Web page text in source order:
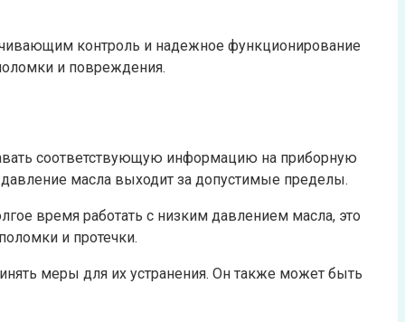
контроль и надежное функционирование
и повреждения.
соответствующую информацию на приборную
масла выходит за допустимые пределы.
время работать с низким давлением масла, это
и протечки.
меры для их устранения. Он также может быть